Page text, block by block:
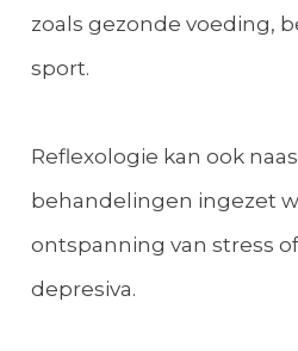
zoals gezonde voeding,
sport.
Reflexologie kan ook
behandelingen ingezet
ontspanning van stress
depresiva.